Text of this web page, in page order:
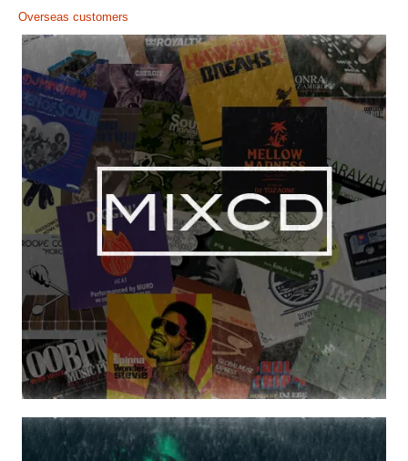
Overseas customers